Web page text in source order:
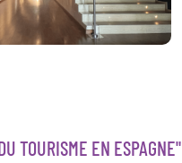
TOURISME EN ESPAGNE"